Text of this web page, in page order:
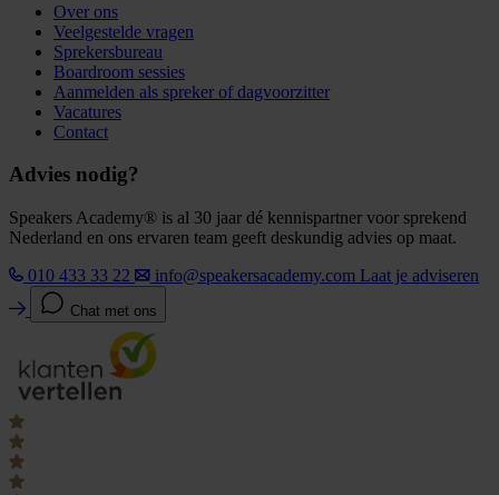
Over ons
Veelgestelde vragen
Sprekersbureau
Boardroom sessies
Aanmelden als spreker of dagvoorzitter
Vacatures
Contact
Advies nodig?
Speakers Academy® is al 30 jaar dé kennispartner voor sprekend
Nederland en ons ervaren team geeft deskundig advies op maat.
010 433 33 22
info@speakersacademy.com Laat je adviseren
Chat met ons